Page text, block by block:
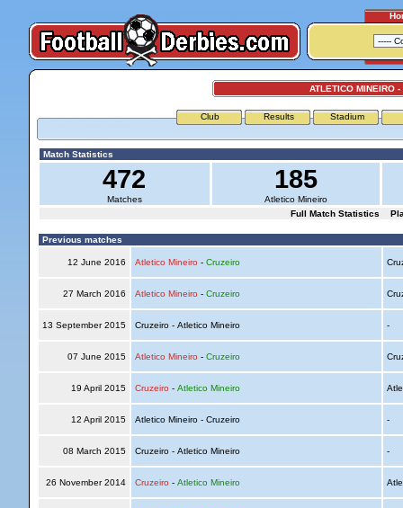
ATLETICO MINEIRO -
Club Results Stadium
Match Statistics
472
Matches
185
Atletico Mineiro
Full Match Statistics
Previous matches
12 June 2016 Atletico Mineiro - Cruzeiro
27 March 2016 Atletico Mineiro - Cruzeiro
13 September 2015 Cruzeiro - Atletico Mineiro -
07 June 2015 Atletico Mineiro - Cruzeiro
19 April 2015 Cruzeiro - Atletico Mineiro
12 April 2015 Atletico Mineiro - Cruzeiro -
08 March 2015 Cruzeiro - Atletico Mineiro -
26 November 2014 Cruzeiro - Atletico Mineiro